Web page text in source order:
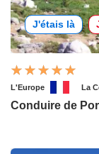
J'étais là
L'Europe La
Conduire de